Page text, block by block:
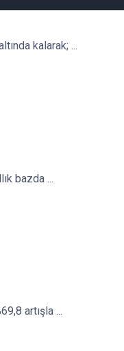
kalarak; ...
bazda ...
artışla ...